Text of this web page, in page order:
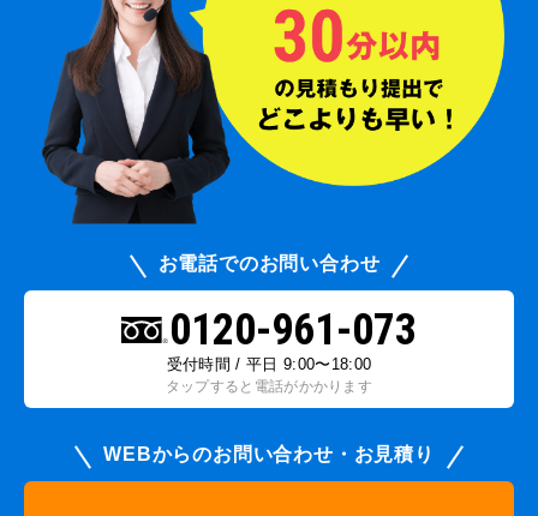
お電話でのお問い合わせ
0120-961-073
受付時間 / 平日 9:00〜18:00
タップすると電話がかかります
WEBからのお問い合わせ・お見積り